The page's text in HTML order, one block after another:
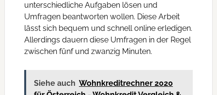
unterschiedliche Aufgaben lösen und
Umfragen beantworten wollen. Diese Arbeit
lässt sich bequem und schnell online erledigen.
Allerdings dauern diese Umfragen in der Regel
zwischen fünf und zwanzig Minuten.
Siehe auch Wohnkreditrechner 2020